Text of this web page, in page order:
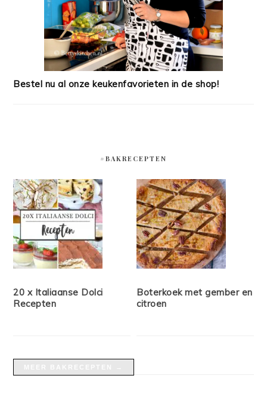
Bestel nu al onze keukenfavorieten in de shop!
#BAKRECEPTEN
20 x Italiaanse Dolci
Recepten
Boterkoek met gember en
citroen